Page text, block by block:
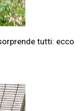
tutti: ecco